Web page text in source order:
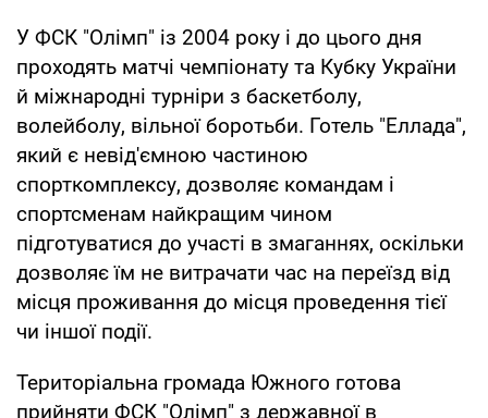
У ФСК "Олімп" із 2004 року і до цього дня
проходять матчі чемпіонату та Кубку України
й міжнародні турніри з баскетболу,
волейболу, вільної боротьби. Готель "Еллада",
який є невід'ємною частиною
спорткомплексу, дозволяє командам і
спортсменам найкращим чином
підготуватися до участі в змаганнях, оскільки
дозволяє їм не витрачати час на переїзд від
місця проживання до місця проведення тієї
чи іншої події.
Територіальна громада Южного готова
прийняти ФСК "Олімп" з державної в